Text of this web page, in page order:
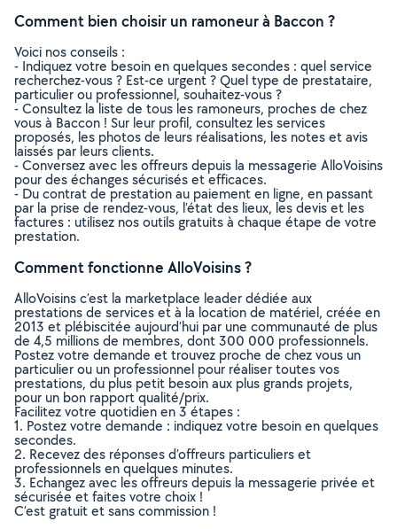
Comment bien choisir un ramoneur à Baccon ?
Voici nos conseils :
- Indiquez votre besoin en quelques secondes : quel service
recherchez-vous ? Est-ce urgent ? Quel type de prestataire,
particulier ou professionnel, souhaitez-vous ?
- Consultez la liste de tous les ramoneurs, proches de chez
vous à Baccon ! Sur leur profil, consultez les services
proposés, les photos de leurs réalisations, les notes et avis
laissés par leurs clients.
- Conversez avec les offreurs depuis la messagerie AlloVoisins
pour des échanges sécurisés et efficaces.
- Du contrat de prestation au paiement en ligne, en passant
par la prise de rendez-vous, l’état des lieux, les devis et les
factures : utilisez nos outils gratuits à chaque étape de votre
prestation.
Comment fonctionne AlloVoisins ?
AlloVoisins c’est la marketplace leader dédiée aux
prestations de services et à la location de matériel, créée en
2013 et plébiscitée aujourd’hui par une communauté de plus
de 4,5 millions de membres, dont 300 000 professionnels.
Postez votre demande et trouvez proche de chez vous un
particulier ou un professionnel pour réaliser toutes vos
prestations, du plus petit besoin aux plus grands projets,
pour un bon rapport qualité/prix.
Facilitez votre quotidien en 3 étapes :
1. Postez votre demande : indiquez votre besoin en quelques
secondes.
2. Recevez des réponses d’offreurs particuliers et
professionnels en quelques minutes.
3. Echangez avec les offreurs depuis la messagerie privée et
sécurisée et faites votre choix !
C’est gratuit et sans commission !